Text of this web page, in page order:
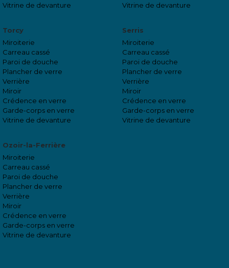
Vitrine de devanture
Vitrine de devanture
Torcy
Miroiterie
Carreau cassé
Paroi de douche
Plancher de verre
Verrière
Miroir
Crédence en verre
Garde-corps en verre
Vitrine de devanture
Serris
Miroiterie
Carreau cassé
Paroi de douche
Plancher de verre
Verrière
Miroir
Crédence en verre
Garde-corps en verre
Vitrine de devanture
Ozoir-la-Ferrière
Miroiterie
Carreau cassé
Paroi de douche
Plancher de verre
Verrière
Miroir
Crédence en verre
Garde-corps en verre
Vitrine de devanture